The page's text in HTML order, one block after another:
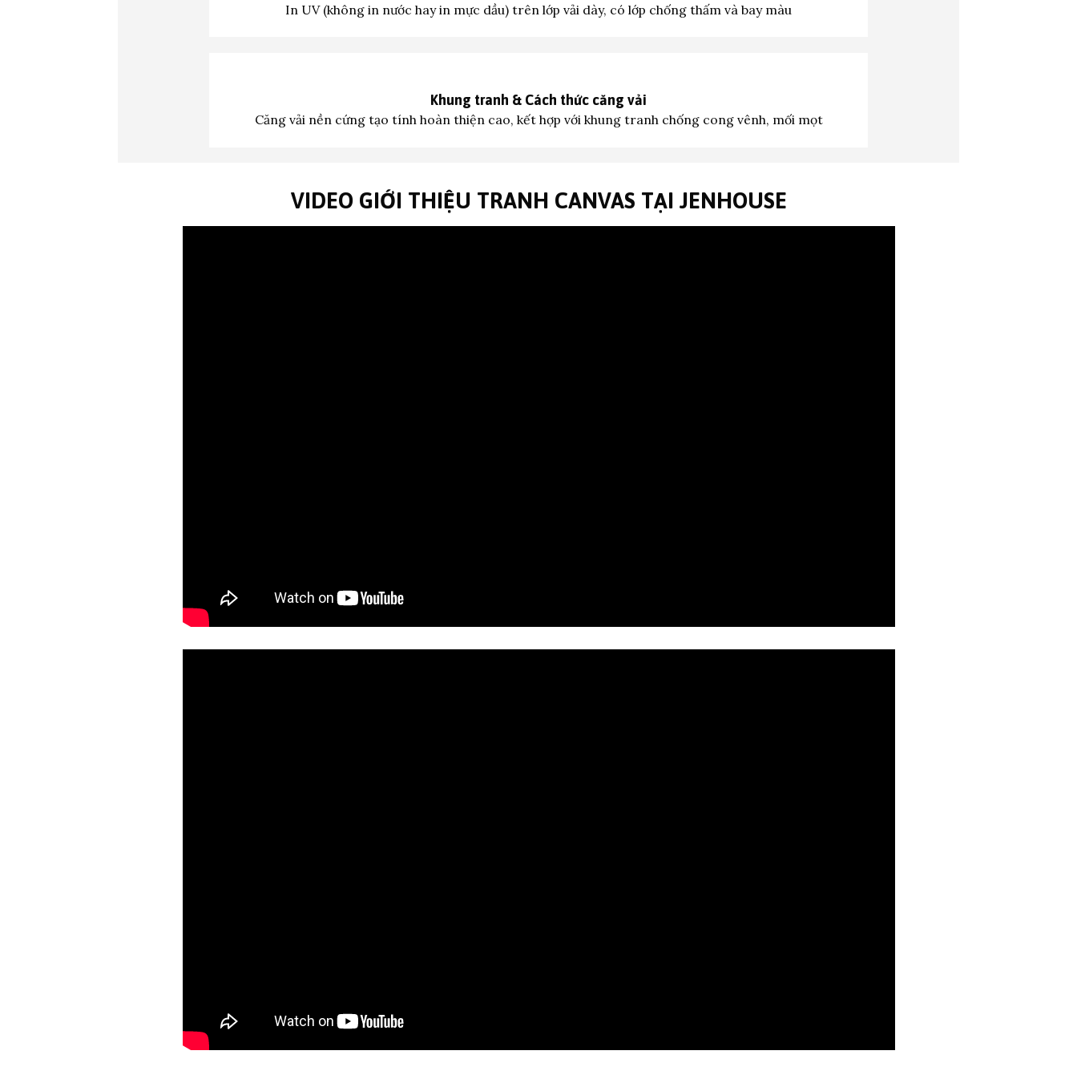
In UV (không in nước hay in mực dầu) trên lớp vải dày, có lớp chống thấm và bay màu
Khung tranh & Cách thức căng vải
Căng vải nền cứng tạo tính hoàn thiện cao, kết hợp với khung tranh chống cong vênh, mối mọt
VIDEO GIỚI THIỆU TRANH CANVAS TẠI JENHOUSE